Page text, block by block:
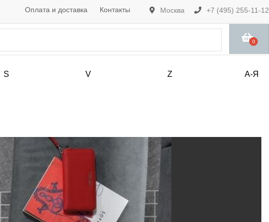
Москва +7 (495) 255-11-12
Оплата и доставка Контакты
0
S V Z А-Я